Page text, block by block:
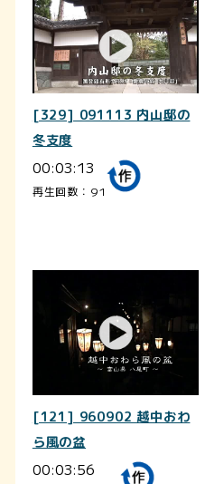
[329] 091113 内山邸の
冬支度
00:03:13
再生回数：91
[121] 960902 越中おわ
ら風の盆
00:03:56